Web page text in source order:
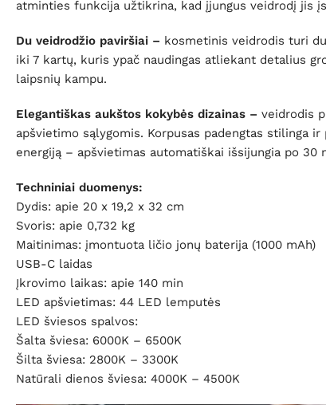
atminties funkcija užtikrina, kad įjungus veidrodį jis
Du veidrodžio paviršiai – kosmetinis veidrodis turi
iki 7 kartų, kuris ypač naudingas atliekant detalius
laipsnių kampu.
Elegantiškas aukštos kokybės dizainas – veidrodis
apšvietimo sąlygomis. Korpusas padengtas stilinga
energiją – apšvietimas automatiškai išsijungia po 30
Techniniai duomenys:
Dydis: apie 20 x 19,2 x 32 cm
Svoris: apie 0,732 kg
Maitinimas: įmontuota ličio jonų baterija (1000 mAh)
USB-C laidas
Įkrovimo laikas: apie 140 min
LED apšvietimas: 44 LED lemputės
LED šviesos spalvos:
Šalta šviesa: 6000K – 6500K
Šilta šviesa: 2800K – 3300K
Natūrali dienos šviesa: 4000K – 4500K